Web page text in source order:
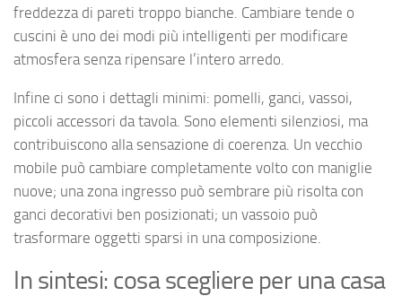
freddezza di pareti troppo bianche. Cambiare tende o
cuscini è uno dei modi più intelligenti per modificare
atmosfera senza ripensare l’intero arredo.
Infine ci sono i dettagli minimi: pomelli, ganci, vassoi,
piccoli accessori da tavola. Sono elementi silenziosi, ma
contribuiscono alla sensazione di coerenza. Un vecchio
mobile può cambiare completamente volto con maniglie
nuove; una zona ingresso può sembrare più risolta con
ganci decorativi ben posizionati; un vassoio può
trasformare oggetti sparsi in una composizione.
In sintesi: cosa scegliere per una casa